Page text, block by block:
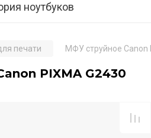
ноутбуков
печати МФУ струйное Canon
PIXMA G2430